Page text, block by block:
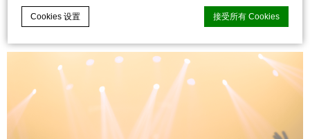
Cookies 设置 接受所有 Cookies
d-edge Macaron CMP的Cookie声明。最后更新：2026-01-06。
什么是cookie？
Cookie 是網站用來增強用戶體驗的少量文本信息。 接受所有
cookie 或選擇您要允許的類別
分享给: